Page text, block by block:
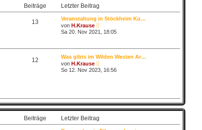
B
e
t
g
Beiträge Letzter Beitrag
13
Veranstaltung in Stöckheim Ku…
vonH.Krause
e
u
s
e
B
a
g
Sa 20. Nov 2021, 18:05
12
Was gibts im Wilden Westen Ar…
vonH.Krause
e
u
e
r
B
t
So 12. Nov 2023, 16:56
Beiträge Letzter Beitrag